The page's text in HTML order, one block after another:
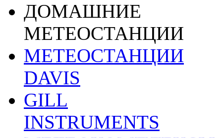
ДОМАШНИЕ
МЕТЕОСТАНЦИИ
МЕТЕОСТАНЦИИ
DAVIS
GILL
INSTRUMENTS